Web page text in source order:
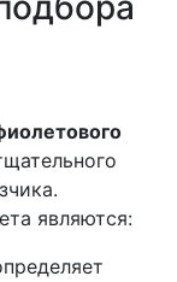
являются: